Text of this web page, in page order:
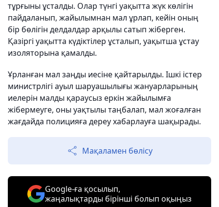
тұрғыны ұсталды. Олар түнгі уақытта жүк көлігін
пайдаланып, жайылымнан мал ұрлап, кейін оның
бір бөлігін делдалдар арқылы сатып жіберген.
Қазіргі уақытта күдіктілер ұсталып, уақытша ұстау
изоляторына қамалды.
Ұрланған мал заңды иесіне қайтарылды. Ішкі істер
министрлігі ауыл шаруашылығы жануарларының
иелерін малды қараусыз еркін жайылымға
жібермеуге, оны уақтылы таңбалап, мал жоғалған
жағдайда полицияға дереу хабарлауға шақырады.
Мақаламен бөлісу
Google-ға қосылып,
жаңалықтарды бірінші болып оқыңыз